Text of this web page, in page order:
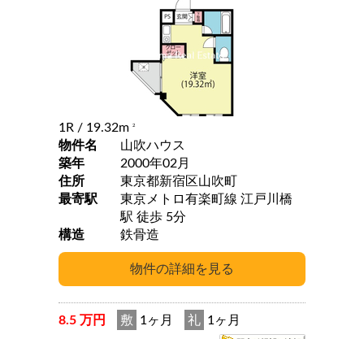
1R / 19.32m 2
物件名
山吹ハウス
築年
2000年02月
住所
東京都新宿区山吹町
最寄駅
東京メトロ有楽町線 江戸川橋
駅 徒歩 5分
構造
鉄骨造
8.5 万円 敷 1ヶ月 礼 1ヶ月